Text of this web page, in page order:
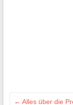
← Alles über die